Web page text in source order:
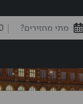
נבחרה: 10:00